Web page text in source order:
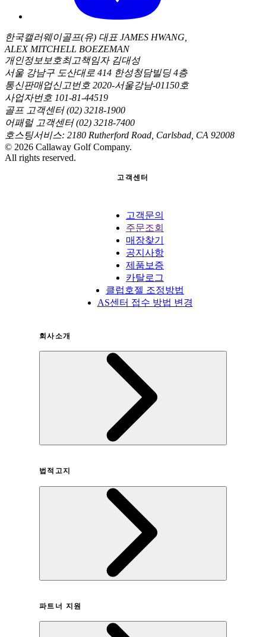
한국캘러웨이골프(유) 대표 JAMES HWANG,
ALEX MITCHELL BOEZEMAN
개인정보보호최고책임자 김대성
서울 강남구 도산대로 414 한성청담빌딩 4층
통신판매업신고번호 2020-서울강남-01150호
사업자번호 101-81-44519
골프 고객센터 (02) 3218-1900
어패럴 고객센터 (02) 3218-7400
호스팅서비스: 2180 Rutherford Road, Carlsbad, CA 92008
© 2026 Callaway Golf Company.
All rights reserved.
고객센터
고객문의
주문조회
매장찾기
공지사항
제품보증
카탈로그
클럽호젤 조정방법
AS센터 접수 방법 변경
회사소개
법적고지
개인정보취급방침
파트너 지원